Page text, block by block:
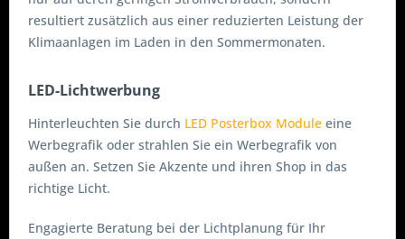
resultiert zusätzlich aus einer reduzierten Leistung der
Klimaanlagen im Laden in den Sommermonaten.
LED-Lichtwerbung
Hinterleuchten Sie durch LED Posterbox Module eine
Werbegrafik oder strahlen Sie ein Werbegrafik von
außen an. Setzen Sie Akzente und ihren Shop in das
richtige Licht.
Engagierte Beratung bei der Lichtplanung für Ihr